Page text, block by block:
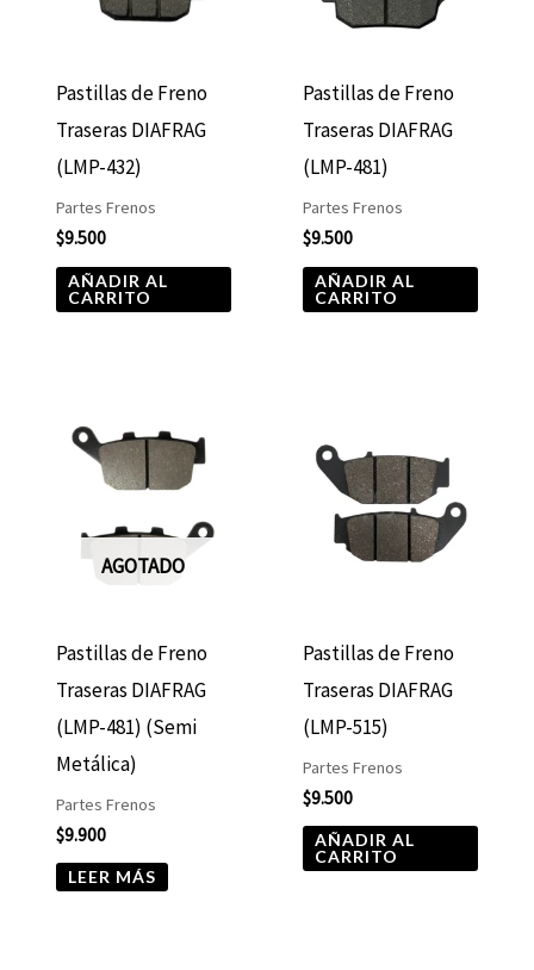
Pastillas de Freno
Traseras DIAFRAG
(LMP-432)
Partes Frenos
$9.500
AÑADIR AL
CARRITO
Pastillas de Freno
Traseras DIAFRAG
(LMP-481)
Partes Frenos
$9.500
AÑADIR AL
CARRITO
AGOTADO
Pastillas de Freno
Traseras DIAFRAG
(LMP-481) (Semi
Metálica)
Partes Frenos
$9.900
LEER MÁS
Pastillas de Freno
Traseras DIAFRAG
(LMP-515)
Partes Frenos
$9.500
AÑADIR AL
CARRITO